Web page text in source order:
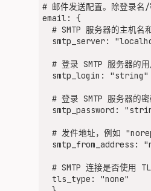
# 邮件发送配置。除登录名
email: {
# SMTP 服务器的主机名
smtp_server:
# 登录 SMTP 服务器的用
  smtp_login: "string"
# 登录 SMTP 服务器的密
smtp_password:
# 发件地址，例如
smtp_from_address:
# SMTP 连接是否使用
  tls_type: "none"